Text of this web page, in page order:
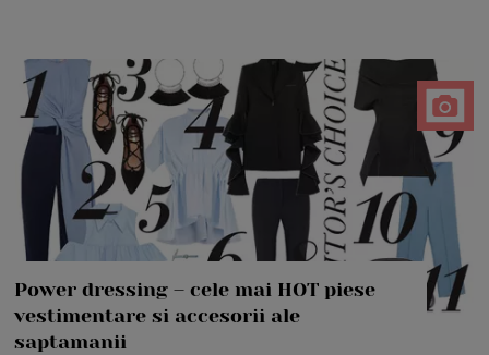
Power dressing – cele mai HOT piese
vestimentare si accesorii ale
saptamanii